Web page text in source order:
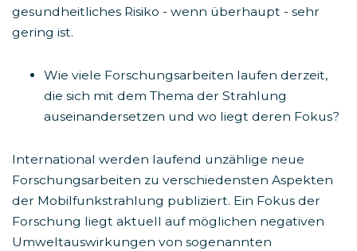
gesundheitliches Risiko - wenn überhaupt - sehr
gering ist.
Wie viele Forschungsarbeiten laufen derzeit,
die sich mit dem Thema der Strahlung
auseinandersetzen und wo liegt deren Fokus?
International werden laufend unzählige neue
Forschungsarbeiten zu verschiedensten Aspekten
der Mobilfunkstrahlung publiziert. Ein Fokus der
Forschung liegt aktuell auf möglichen negativen
Umweltauswirkungen von sogenannten